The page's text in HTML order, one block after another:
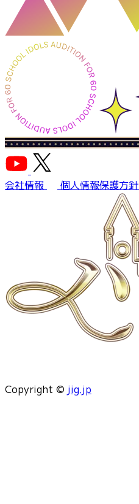
会社情報 個人情報保護方針
Copyright © jig.jp